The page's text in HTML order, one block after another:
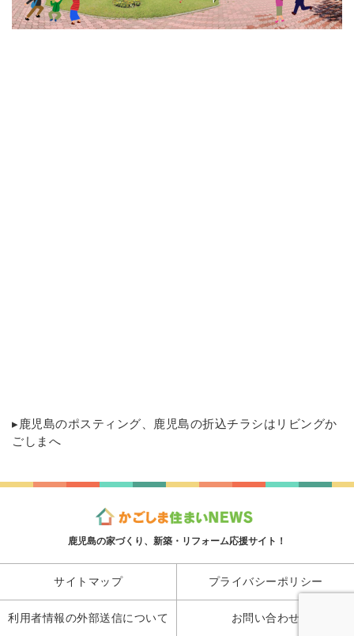
▸ 鹿児島のポスティング 、鹿児島の折込チラシはリビングか
ごしまへ
鹿児島の家づくり、新築・リフォーム応援サイト！
サイトマップ プライバシーポリシー
利用者情報の外部送信について お問い合わせ